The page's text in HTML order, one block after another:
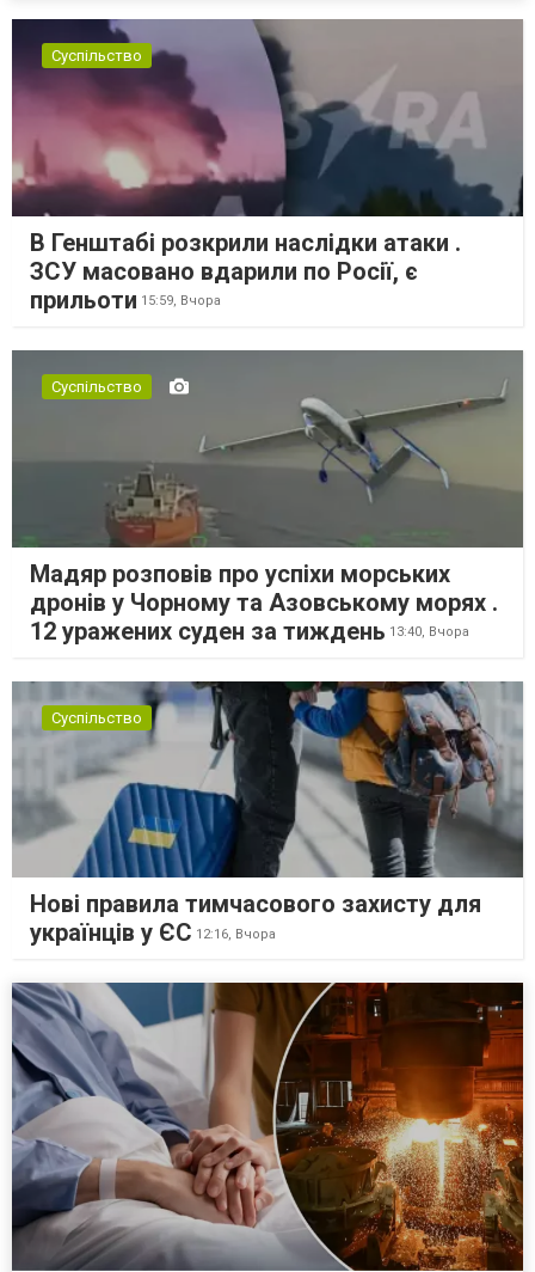
Суспільство
В Генштабі розкрили наслідки атаки .
ЗСУ масовано вдарили по Росії, є
прильоти 15:59, Вчора
Суспільство
Мадяр розповів про успіхи морських
дронів у Чорному та Азовському морях .
12 уражених суден за тиждень 13:40, Вчора
Суспільство
Нові правила тимчасового захисту для
українців у ЄС 12:16, Вчора